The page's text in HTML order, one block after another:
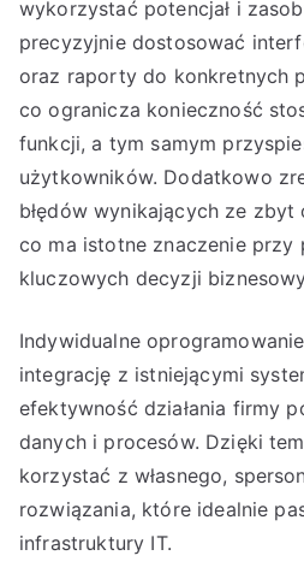
wykorzystać potencjał i
precyzyjnie dostosować
oraz raporty do konkretnych
co ogranicza konieczność
funkcji, a tym samym
użytkowników. Dodatkowo
błędów wynikających ze
co ma istotne znaczenie przy
kluczowych decyzji
Indywidualne
integrację z istniejącymi
efektywność działania firmy
danych i procesów. Dzięki
korzystać z własnego,
rozwiązania, które idealnie
infrastruktury IT.